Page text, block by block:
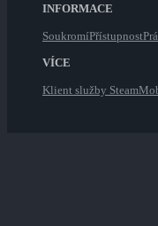
INFORMACE
SoukromíPřístupnost
VÍCE
Klient služby Steam